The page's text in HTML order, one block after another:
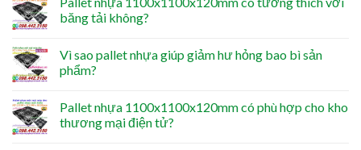
băng tải không?
Vì sao pallet nhựa giúp giảm hư hỏng bao bì sản
phẩm?
Pallet nhựa 1100x1100x120mm có phù hợp cho kho
thương mại điện tử?